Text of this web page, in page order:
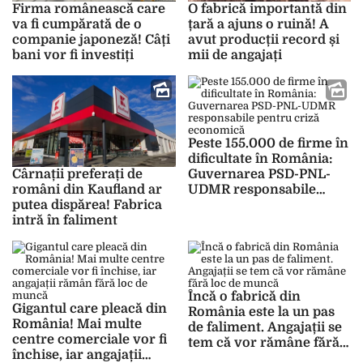
Firma românească care
va fi cumpărată de o
companie japoneză! Câți
bani vor fi investiți
O fabrică importantă din
țară a ajuns o ruină! A
avut producții record și
mii de angajați
Cârnații preferați de
români din Kaufland ar
putea dispărea! Fabrica
intră în faliment
Peste 155.000 de firme în
dificultate în România:
Guvernarea PSD-PNL-
UDMR responsabile
Gigantul care pleacă din
România! Mai multe
centre comerciale vor fi
închise, iar angajații
Încă o fabrică din
România este la un pas
de faliment. Angajații se
tem că vor rămâne fără